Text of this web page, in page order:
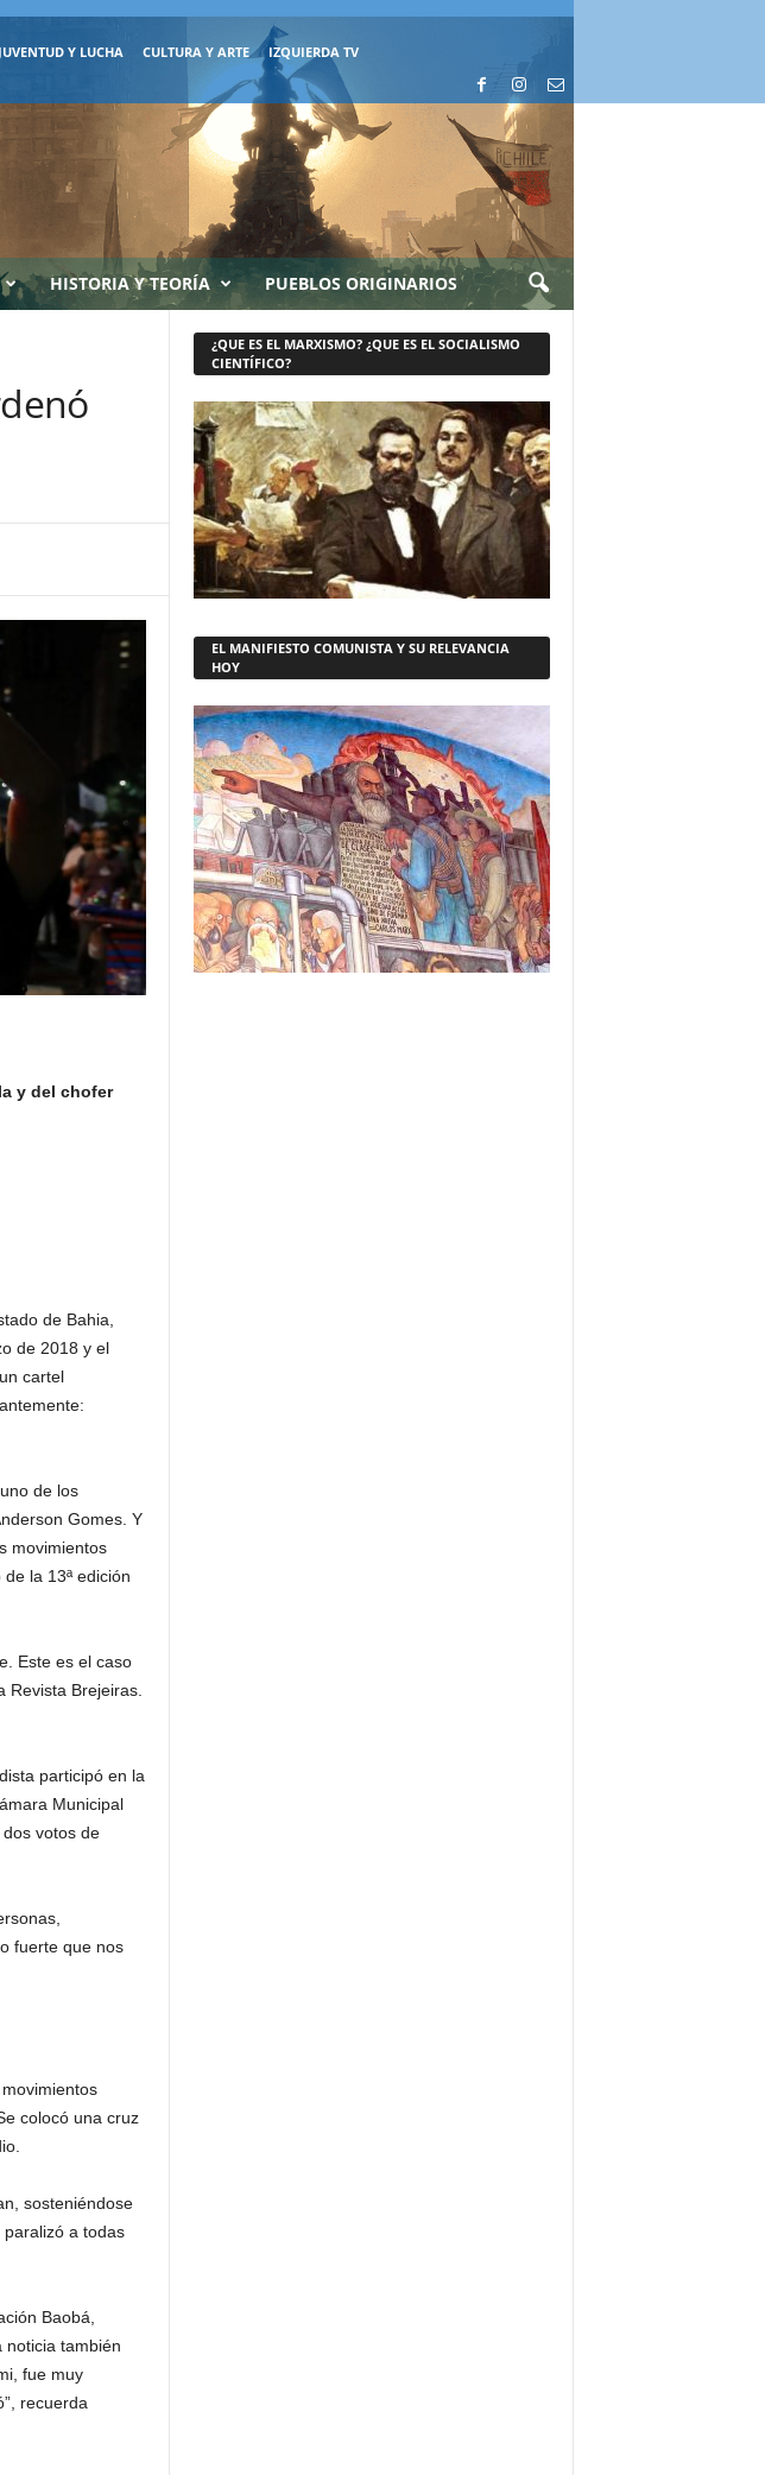
JUVENTUD Y LUCHA CULTURA Y ARTE IZQUIERDA TV
HISTORIA Y TEORÍA PUEBLOS ORIGINARIOS
y del chofer
de Bahia,
de 2018 y el
cartel
de los
Gomes. Y
movimientos
la 13ª edición
Este es el caso
Revista Brejeiras.
participó en la
Municipal
votos de
fuerte que nos
colocó una cruz
sosteniéndose
a todas
Baobá,
noticia también
fue muy
recuerda
¿QUE ES EL MARXISMO? ¿QUE ES EL SOCIALISMO
CIENTÍFICO?
EL MANIFIESTO COMUNISTA Y SU RELEVANCIA
HOY